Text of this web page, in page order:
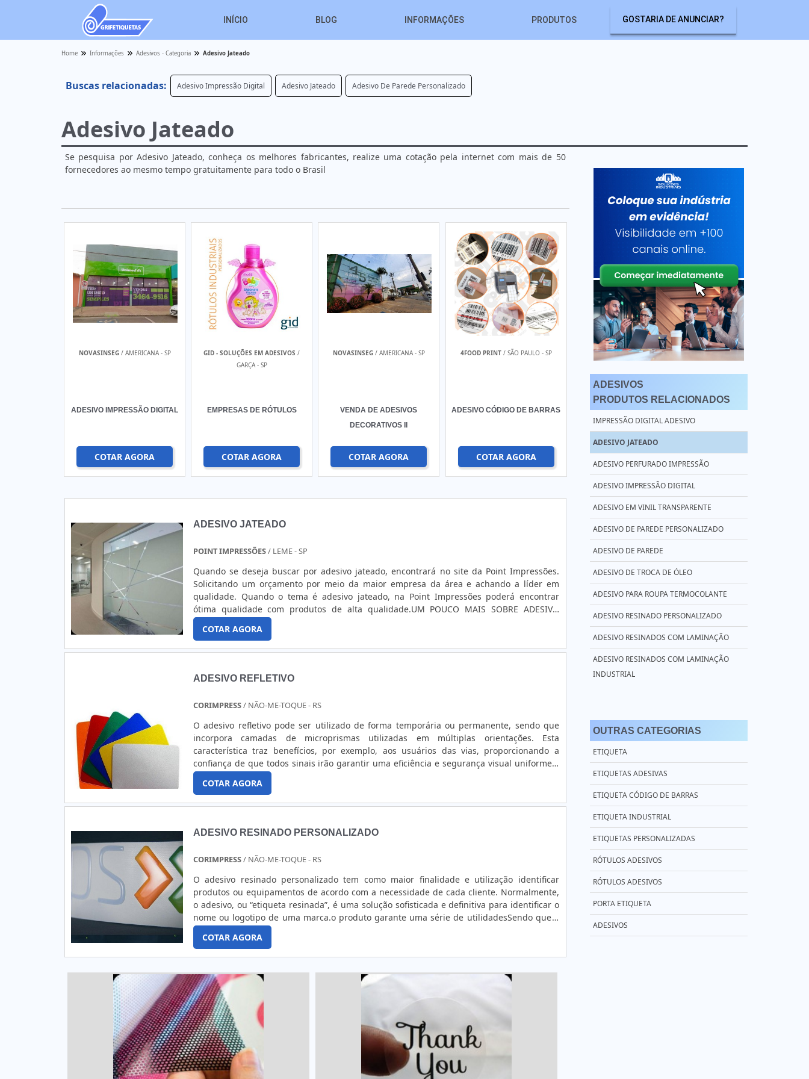
INÍCIO BLOG INFORMAÇÕES PRODUTOS GOSTARIA DE ANUNCIAR?
Home Informações Adesivos - Categoria Adesivo Jateado
Buscas relacionadas: Adesivo Impressão Digital Adesivo Jateado Adesivo De Parede Personalizado
Adesivo Jateado
Se pesquisa por Adesivo Jateado, conheça os melhores fabricantes, realize uma cotação pela internet com mais de 50
fornecedores ao mesmo tempo gratuitamente para todo o Brasil
NOVASINSEG/ AMERICANA - SP
ADESIVO IMPRESSÃO DIGITAL
COTAR AGORA
GID - SOLUÇÕES EM ADESIVOS /
GARÇA - SP
EMPRESAS DE RÓTULOS
COTAR AGORA
NOVASINSEG/ AMERICANA - SP
VENDA DE ADESIVOS
DECORATIVOS II
COTAR AGORA
4FOOD PRINT/ SÃO PAULO - SP
ADESIVO CÓDIGO DE BARRAS
COTAR AGORA
ADESIVO JATEADO
POINT IMPRESSÕES/ LEME - SP
Quando se deseja buscar por adesivo jateado, encontrará no site da Point Impressões.
Solicitando um orçamento por meio da maior empresa da área e achando a líder em
qualidade. Quando o tema é adesivo jateado, na Point Impressões poderá encontrar
ótima qualidade com produtos de alta qualidade.UM POUCO MAIS SOBRE ADESIVO
JATEADOHá muitas maneiras eficientes de demonstrar competência e excelência em sua
área de atuação. A Point Impressões ...
COTAR AGORA
ADESIVO REFLETIVO
CORIMPRESS/ NÃO-ME-TOQUE - RS
O adesivo refletivo pode ser utilizado de forma temporária ou permanente, sendo que
incorpora camadas de microprismas utilizadas em múltiplas orientações. Esta
característica traz benefícios, por exemplo, aos usuários das vias, proporcionando a
confiança de que todos sinais irão garantir uma eficiência e segurança visual uniforme.o
produto oferece diversas aplicaçõesO produto se apresenta como uma boa solução em
comunicação visual. Isto...
COTAR AGORA
ADESIVO RESINADO PERSONALIZADO
CORIMPRESS/ NÃO-ME-TOQUE - RS
O adesivo resinado personalizado tem como maior finalidade e utilização identificar
produtos ou equipamentos de acordo com a necessidade de cada cliente. Normalmente,
o adesivo, ou “etiqueta resinada”, é uma solução sofisticada e definitiva para identificar o
nome ou logotipo de uma marca.o produto garante uma série de utilidadesSendo que o
produto é capaz de garantir um excelente acabamento estético, ele é muito utilizado para
identifi...
COTAR AGORA
ADESIVOS
PRODUTOS RELACIONADOS
IMPRESSÃO DIGITAL ADESIVO
ADESIVO JATEADO
ADESIVO PERFURADO IMPRESSÃO
ADESIVO IMPRESSÃO DIGITAL
ADESIVO EM VINIL TRANSPARENTE
ADESIVO DE PAREDE PERSONALIZADO
ADESIVO DE PAREDE
ADESIVO DE TROCA DE ÓLEO
ADESIVO PARA ROUPA TERMOCOLANTE
ADESIVO RESINADO PERSONALIZADO
ADESIVO RESINADOS COM LAMINAÇÃO
ADESIVO RESINADOS COM LAMINAÇÃO
INDUSTRIAL
ADESIVO RESINADOS PARA EQUIPAMENTOS
ADESIVO RESINADOS PARA MÁQUINAS
ADESIVO RESINADOS PARA MÁQUINAS
AGRÍCOLAS
ADESIVO RÓTULO DE CERVEJA
PERSONALIZADO
ADESIVO TERMO COLANTE
ADESIVO TERMOCOLANTE PARA ROUPA
ADESIVO TERMOCOLANTE PARA TECIDO
ADESIVO VINIL BRANCO
ADESIVO VINIL FOSCO
OUTRAS CATEGORIAS
ETIQUETA
ETIQUETAS ADESIVAS
ETIQUETA CÓDIGO DE BARRAS
ETIQUETA INDUSTRIAL
ETIQUETAS PERSONALIZADAS
RÓTULOS ADESIVOS
RÓTULOS ADESIVOS
PORTA ETIQUETA
ADESIVOS